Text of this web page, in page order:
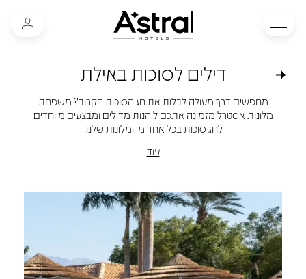
דילים לסוכות באילת
מחפשים דרך מעולה לבלות את חג הסוכות הקרוב? משפחת
מלונות אסטרל מזמינה אתכם ליהנות מדילים ומבצעים מיוחדים
לחג סוכות בכל אחד מהמלונות שלנו.
עוד